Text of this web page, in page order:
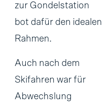
zur Gondelstation
bot dafür den idealen
Rahmen.
Auch nach dem
Skifahren war für
Abwechslung